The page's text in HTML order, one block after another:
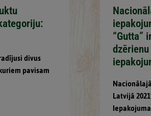
divus
pavisam
“Gutta”
Latvijā